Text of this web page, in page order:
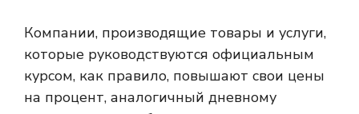
Компании, производящие товары и услуги,
которые руководствуются официальным
курсом, как правило, повышают свои цены
на процент, аналогичный дневному